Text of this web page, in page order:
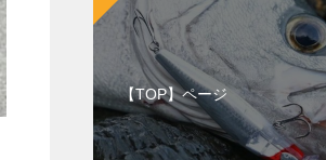
【TOP】ページ